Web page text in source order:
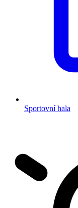
Sportovní hala